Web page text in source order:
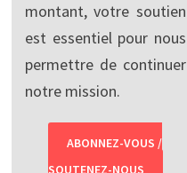
montant, votre soutien
est essentiel pour nous
permettre de continuer
notre mission.
ABONNEZ-VOUS /
SOUTENEZ-NOUS